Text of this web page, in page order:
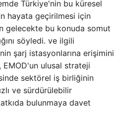
Türkiye'nin bu küresel
hayata geçirilmesi için
gelecekte bu konuda somut
söyledi. ve ilgili
şarj istasyonlarına erişimini
EMOD'un ulusal strateji
sektörel iş birliğinin
ve sürdürülebilir
bulunmaya davet